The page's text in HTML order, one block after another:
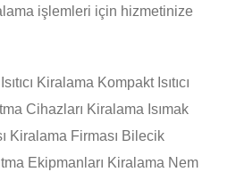
işlemleri için hizmetinize
Kiralama Kompakt Isıtıcı
Cihazları Kiralama Isımak
Kiralama Firması Bilecik
Ekipmanları Kiralama Nem